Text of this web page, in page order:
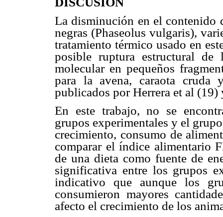
La disminución en el contenido
negras (Phaseolus vulgaris),
tratamiento térmico usado en
posible ruptura estructural de
molecular en pequeños
para la avena, caraota cruda
publicados por Herrera et al
En este trabajo, no se
grupos experimentales y el
crecimiento, consumo de
comparar el índice alimentario
de una dieta como fuente de
significativa entre los grupos
indicativo que aunque los
consumieron mayores
afecto el crecimiento de los